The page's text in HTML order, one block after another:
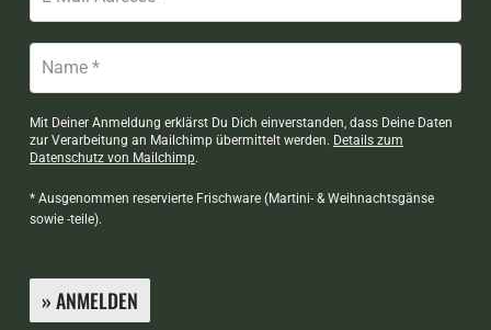
Mit Deiner Anmeldung erklärst Du Dich einverstanden, dass Deine Daten
zur Verarbeitung an Mailchimp übermittelt werden. Details zum
Datenschutz von Mailchimp.
* Ausgenommen reservierte Frischware (Martini- & Weihnachtsgänse
sowie -teile).